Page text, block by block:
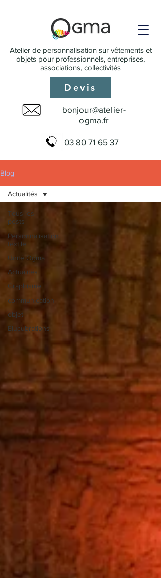
Atelier de personnalisation sur vêtements et
objets pour professionnels, entreprises,
associations, collectivités
bonjour@atelier-
ogma.fr
03 80 71 65 37
Devis
Blog
Tous les
posts
Personnalisation
textile
Unité Ogma
Actualités
Graphisme
communication
objet
Elucubrations
Actualités